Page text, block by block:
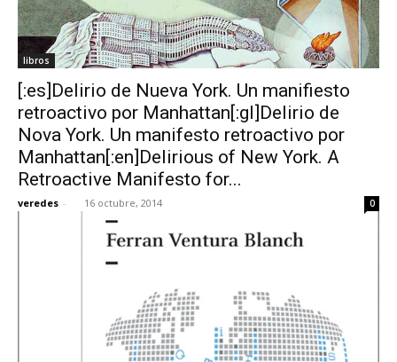
libros
[:es]Delirio de Nueva York. Un manifiesto
retroactivo por Manhattan[:gl]Delirio de
Nova York. Un manifesto retroactivo por
Manhattan[:en]Delirious of New York. A
Retroactive Manifesto for...
veredes - 16 octubre, 2014 0